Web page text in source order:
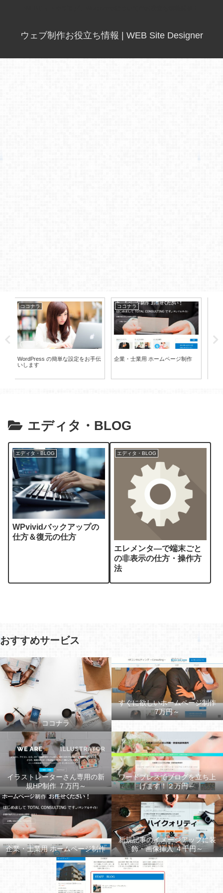
ウェブ制作お役立ち情報 | WEB Site Designer
ココナラ
企業・士業用 ホームページ制作
ココナラ
絞り込み検索付き不動産ホームペ
エディタ・BLOG
エディタ・BLOG
WPvividバックアップの
仕方＆復元の仕方
エディタ・BLOG
エレメンタ―で端末ごと
の非表示の仕方・操作方
法
おすすめサービス
ココナラ
すぐに欲しいホームページ制作
7万円～
イラストレーターさん専用の新
規HP制作 ７万円～
ワードプレスでブログを立ち上
げます！２万円～
企業・士業用 ホームページ制作
新規記事のイメージアップに装
飾・画像挿入 ４千円～